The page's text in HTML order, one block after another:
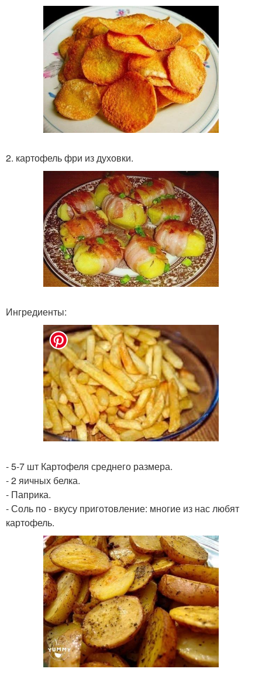
2. картофель фри из духовки.
Ингредиенты:
- 5-7 шт Картофеля среднего размера.
- 2 яичных белка.
- Паприка.
- Соль по - вкусу приготовление: многие из нас любят
картофель.